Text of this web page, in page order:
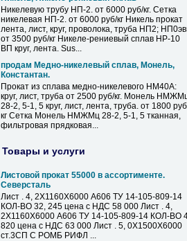
Никелевую трубу НП-2. от 6000 руб/кг. Сетка
никелевая НП-2. от 6000 руб/кг Никель прокат
лента, лист, круг, проволока, труба НП2;
от 3500 руб/кг Никеле-рениевый сплав НР-10
ВП круг, лента. Sus...
продам Медно-никелевый сплав, Монель,
Константан.
Прокат из сплава медно-никелевого НМ40А:
круг, лист, труба от 2500 руб/кг. Монель
28-2, 5-1, 5 круг, лист, лента, труба. от 1800
кг Сетка Монель НМЖМц 28-2, 5-1, 5 тканная,
фильтровая прядковая...
Товары и услуги
Листовой прокат 55000 в ассортименте.
Северсталь
Лист . 4, 2Х1160Х6000 А606 ТУ 14-105-809-14
КОЛ-ВО 32, 245 цена с НДС 58 000 Лист . 4,
2Х1160Х6000 А606 ТУ 14-105-809-14 КОЛ-ВО
820 цена с НДС 63 000 Лист . 5, 0Х1500Х6000
ст.3СП С РОМБ РИФЛ ...